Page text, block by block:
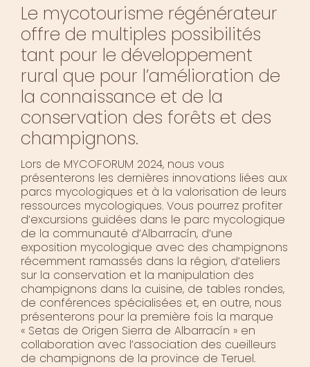
Le mycotourisme régénérateur
offre de multiples possibilités
tant pour le développement
rural que pour l’amélioration de
la connaissance et de la
conservation des forêts et des
champignons.
Lors de MYCOFORUM 2024, nous vous
présenterons les dernières innovations liées aux
parcs mycologiques et à la valorisation de leurs
ressources mycologiques. Vous pourrez profiter
d’excursions guidées dans le parc mycologique
de la communauté d’Albarracín, d’une
exposition mycologique avec des champignons
récemment ramassés dans la région, d’ateliers
sur la conservation et la manipulation des
champignons dans la cuisine, de tables rondes,
de conférences spécialisées et, en outre, nous
présenterons pour la première fois la marque
« Setas de Origen Sierra de Albarracín » en
collaboration avec l’association des cueilleurs
de champignons de la province de Teruel.